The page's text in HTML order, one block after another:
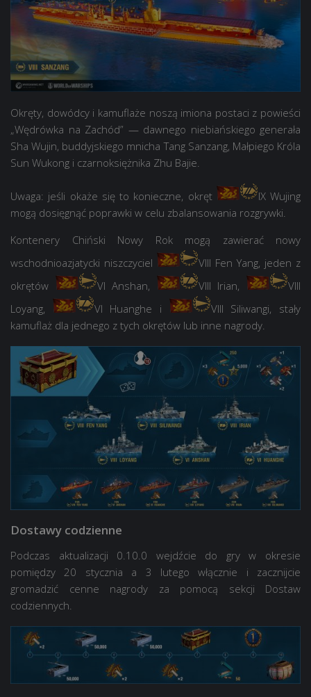
Okręty, dowódcy i kamuflaże noszą imiona postaci z powieści
„Wędrówka na Zachód” — dawnego niebiańskiego generała
Sha Wujin, buddyjskiego mnicha Tang Sanzang, Małpiego Króla
Sun Wukong i czarnoksiężnika Zhu Bajie.
Uwaga: jeśli okaże się to konieczne, okręt
IX Wujing
mogą dosięgnąć poprawki w celu zbalansowania rozgrywki.
Kontenery Chiński Nowy Rok mogą zawierać nowy
wschodnioazjatycki niszczyciel
VIII Fen Yang, jeden z
okrętów
VI Anshan, VIII Irian,
VIII
Loyang, VI Huanghe i VIII Siliwangi, stały
kamuflaż dla jednego z tych okrętów lub inne nagrody.
Dostawy codzienne
Podczas aktualizacji 0.10.0 wejdźcie do gry w okresie
pomiędzy 20 stycznia a 3 lutego włącznie i zacznijcie
gromadzić cenne nagrody za pomocą sekcji Dostaw
codziennych.